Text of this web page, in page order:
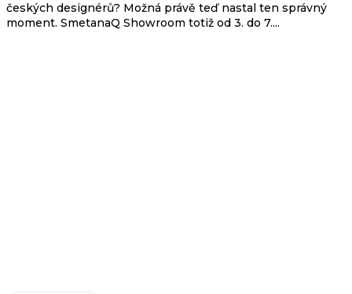
českých designérů? Možná právě teď nastal ten správný
moment. SmetanaQ Showroom totiž od 3. do 7....